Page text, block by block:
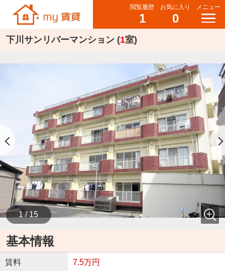
閲覧履歴
1
お気に入り
0
メニュー
下川サンリバーマンション (1室)
1 / 15
基本情報
賃料 7.5万円